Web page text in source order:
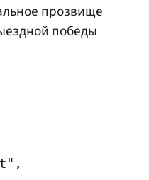
прозвище
победы